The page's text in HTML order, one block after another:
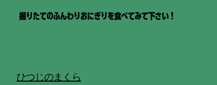
握りたてのふんわりおにぎりを食べてみて下さい！
ひつじのまくら